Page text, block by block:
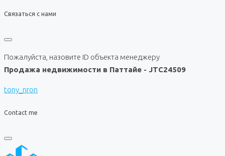
Связаться с нами
Пожалуйста, назовите ID объекта менеджеру
Продажа недвижимости в Паттайе - JTC24509
tony_nron
Contact me